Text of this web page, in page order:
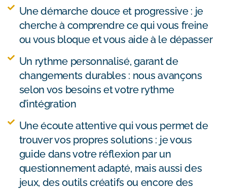
Une démarche douce et progressive : je
cherche à comprendre ce qui vous freine
ou vous bloque et vous aide à le dépasser
Un rythme personnalisé, garant de
changements durables : nous avançons
selon vos besoins et votre rythme
d’intégration
Une écoute attentive qui vous permet de
trouver vos propres solutions : je vous
guide dans votre réflexion par un
questionnement adapté, mais aussi des
jeux, des outils créatifs ou encore des